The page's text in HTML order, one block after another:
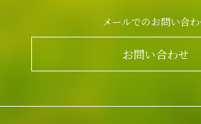
メールでのお問い合
お問い合わせ